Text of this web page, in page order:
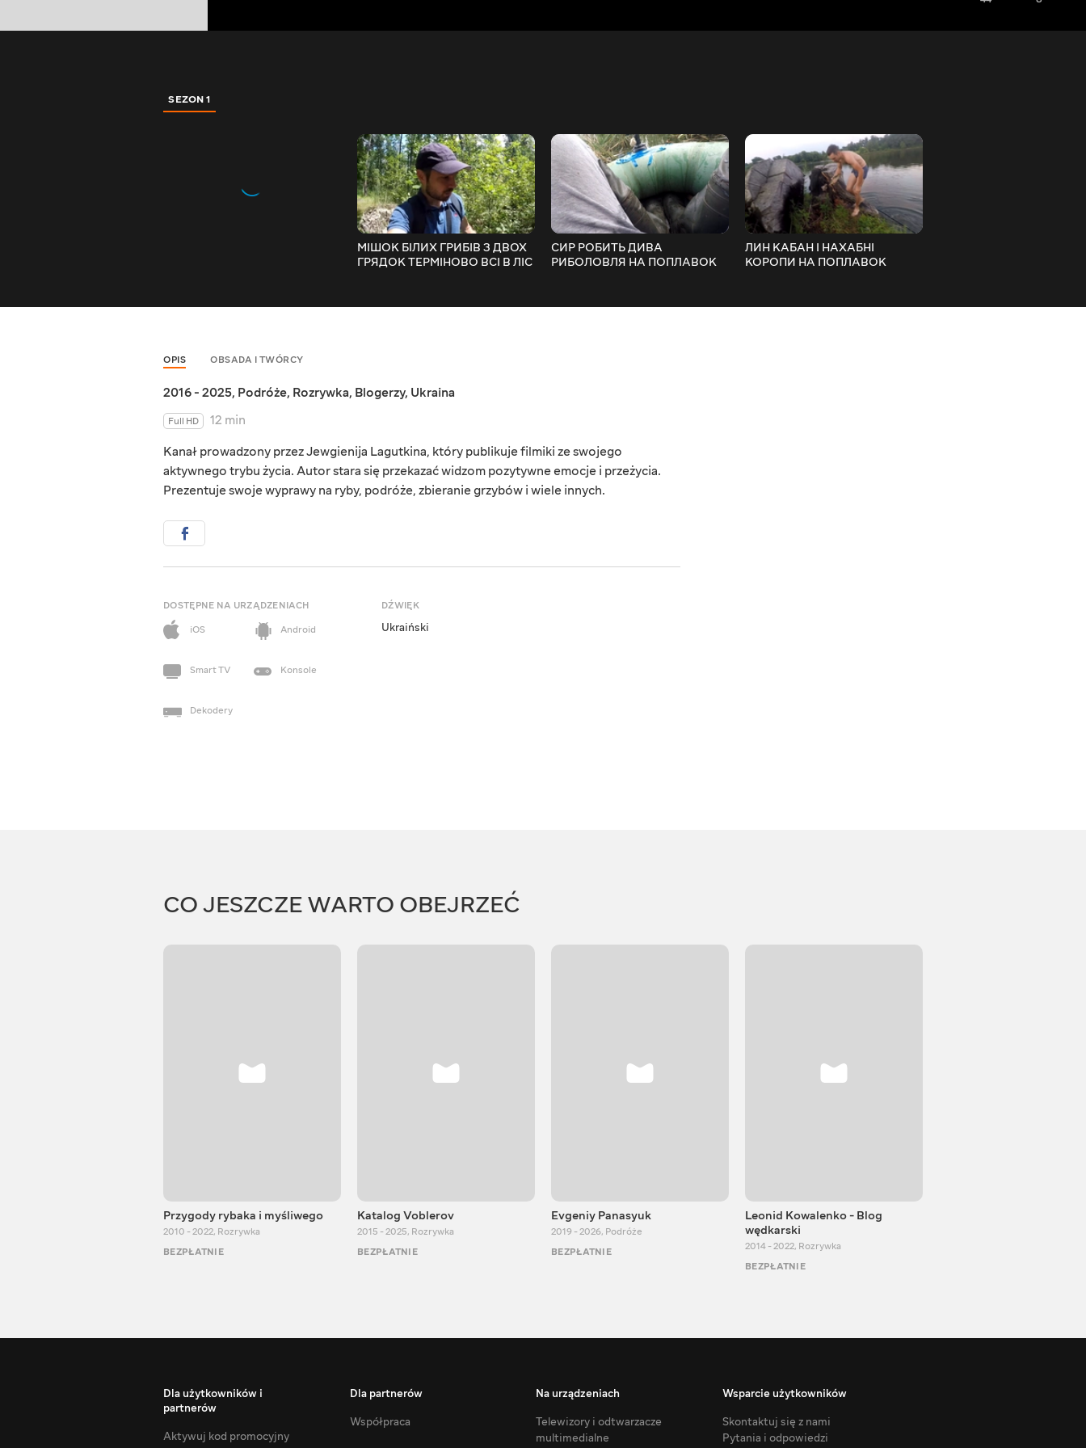
SEZON 1
МІШОК БІЛИХ ГРИБІВ З ДВОХ
ГРЯДОК ТЕРМІНОВО ВСІ В ЛІС
СИР РОБИТЬ ДИВА
РИБОЛОВЛЯ НА ПОПЛАВОК
ЛИН КАБАН І НАХАБНІ
КОРОПИ НА ПОПЛАВОК
OPIS OBSADA I TWÓRCY
2016 - 2025, Podróże, Rozrywka, Blogerzy, Ukraina
Full HD
12 min
Kanał prowadzony przez Jewgienija Lagutkina, który publikuje filmiki ze swojego
aktywnego trybu życia. Autor stara się przekazać widzom pozytywne emocje i przeżycia.
Prezentuje swoje wyprawy na ryby, podróże, zbieranie grzybów i wiele innych.
DOSTĘPNE NA URZĄDZENIACH
iOS
Android
Smart TV Konsole
Dekodery
DŹWIĘK
Ukraiński
CO JESZCZE WARTO OBEJRZEĆ
Przygody rybaka i myśliwego
2010 - 2022, Rozrywka
BEZPŁATNIE
Katalog Voblerov
2015 - 2025, Rozrywka
BEZPŁATNIE
Evgeniy Panasyuk
2019 - 2026, Podróże
BEZPŁATNIE
Leonid Kowalenko - Blog
wędkarski
2014 - 2022, Rozrywka
BEZPŁATNIE
Dla użytkowników i
partnerów
Aktywuj kod promocyjny
Dla partnerów
Współpraca
Na urządzeniach
Telewizory i odtwarzacze
multimedialne
Wsparcie użytkowników
Skontaktuj się z nami
Pytania i odpowiedzi